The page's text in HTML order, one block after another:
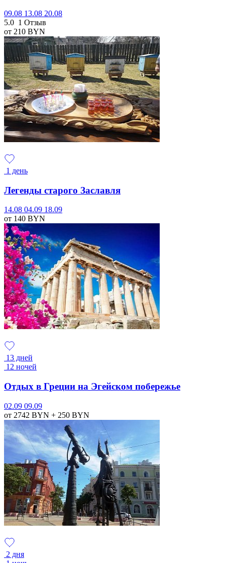
09.08 13.08 20.08
5.0 1 Отзыв
от 210 BYN
1 день
Легенды старого Заславля
14.08 04.09 18.09
от 140 BYN
13 дней
12 ночей
Отдых в Греции на Эгейском побережье
02.09 09.09
от 2742 BYN + 250 BYN
2 дня